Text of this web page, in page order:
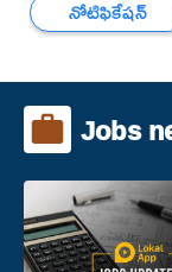
నోటిఫికేషన్
Jobs